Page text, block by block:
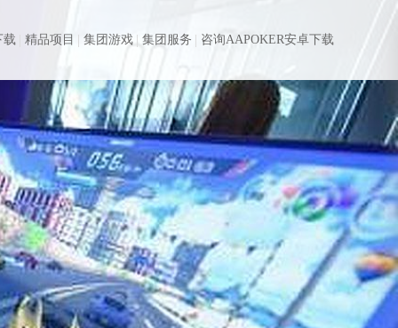
载 精品项目 集团游戏 集团服务 咨询AAPOKER安卓下载